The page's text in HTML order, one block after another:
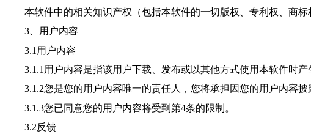
本软件中的相关知识产权（包括本软件的一切版权、专利权、商标
3、用户内容
3.1用户内容
3.1.1用户内容是指该用户下载、发布或以其他方式使用本软件时产
3.1.2您是您的用户内容唯一的责任人，您将承担因您的用户内容披
3.1.3您已同意您的用户内容将受到第4条的限制。
3.2反馈